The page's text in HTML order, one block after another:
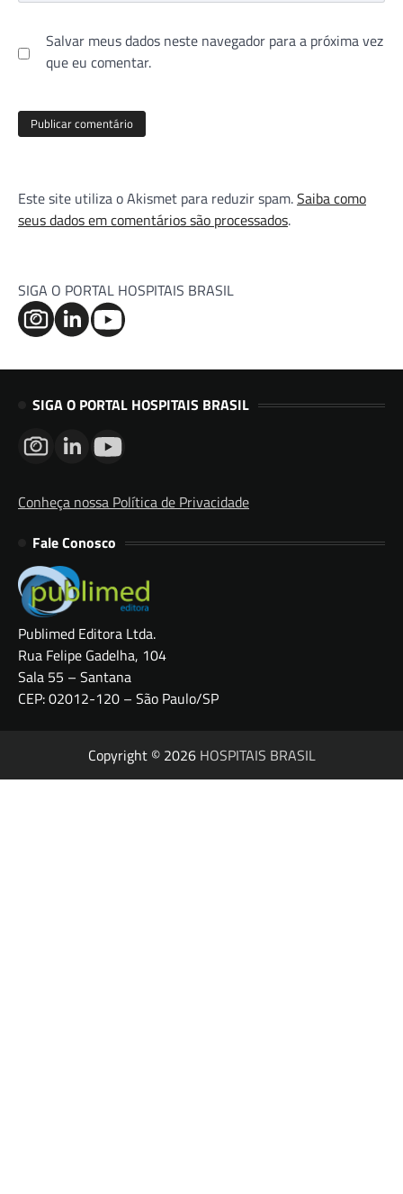
Salvar meus dados neste navegador para a próxima vez
que eu comentar.
Este site utiliza o Akismet para reduzir spam.Saiba como
seus dados em comentários são processados.
SIGA O PORTAL HOSPITAIS BRASIL
SIGA O PORTAL HOSPITAIS BRASIL
Conheça nossa Política de Privacidade
Fale Conosco
Publimed Editora Ltda.
Rua Felipe Gadelha, 104
Sala 55 – Santana
CEP: 02012-120 – São Paulo/SP
Copyright © 2026 HOSPITAIS BRASIL